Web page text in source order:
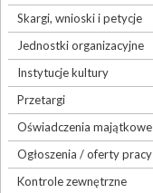
Skargi, wnioski i petycje
Jednostki organizacyjne
Instytucje kultury
Przetargi
Oświadczenia majątkowe
Ogłoszenia / oferty pracy
Kontrole zewnętrzne